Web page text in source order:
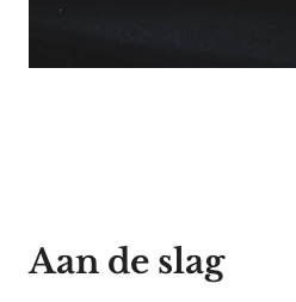
Aan de slag